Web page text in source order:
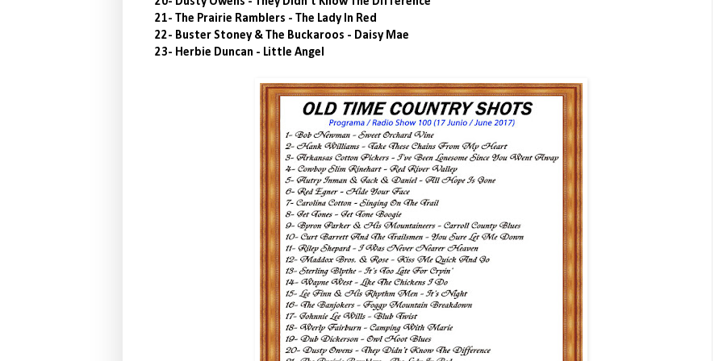
21- The Prairie Ramblers - The Lady In Red
22- Buster Stoney & The Buckaroos - Daisy Mae
23- Herbie Duncan - Little Angel